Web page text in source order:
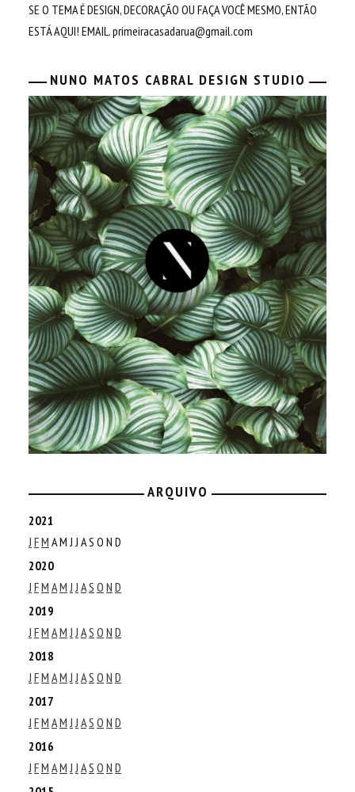
SE O TEMA É DESIGN, DECORAÇÃO OU FAÇA VOCÊ MESMO, ENTÃO
ESTÁ AQUI! EMAIL.primeiracasadarua@gmail.com
NUNO MATOS CABRAL DESIGN STUDIO
ARQUIVO
2021
J FM AM J J AS O N D
2020
J FM AM J J AS O N D
2019
J FM AM J J AS O N D
2018
J FM AM J J AS O N D
2017
J FM AM J J AS O N D
2016
J FM AM J J AS O N D